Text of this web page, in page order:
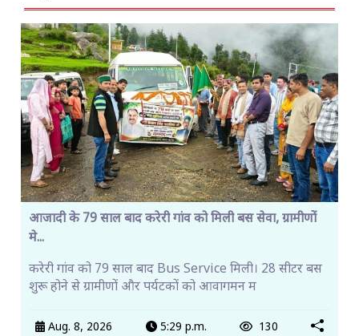
आजादी के 79 साल बाद करेरी गांव को मिली बस सेवा, ग्रामीणों
मे...
करेरी गांव को 79 साल बाद Bus Service मिली। 28 सीटर बस
शुरू होने से ग्रामीणों और पर्यटकों को आवागमन म
Aug. 8, 2026 5:29 p.m. 130